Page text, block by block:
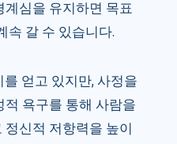
계심을 유지하면 목표
속 갈 수 있습니다.
를 얻고 있지만, 사정을
욕구를 통해 사람을
신적 저항력을 높이